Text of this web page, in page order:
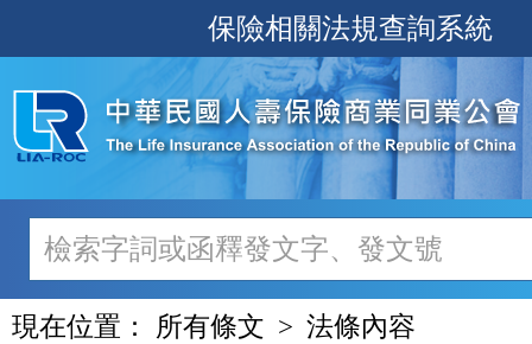
至
主
內
容
保險相關法規查詢系統
現在位置： 所有條文 法條內容